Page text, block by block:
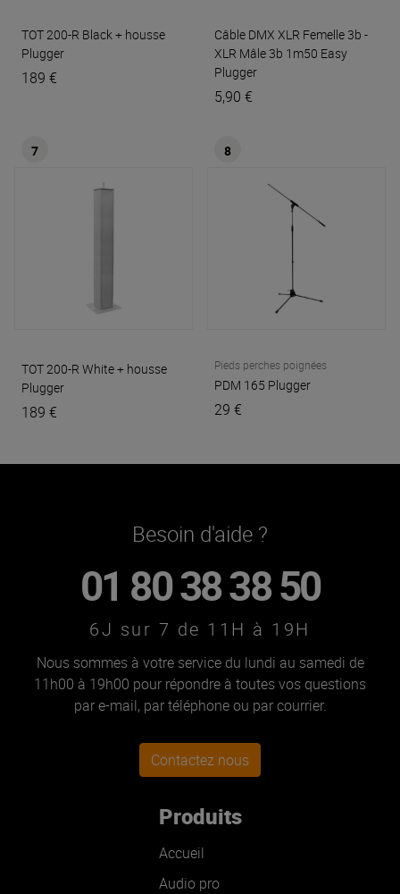
TOT 200-R Black + housse
Plugger
189 €
Câble DMX XLR Femelle 3b -
XLR Mâle 3b 1m50 Easy
Plugger
5,90 €
7
TOT 200-R White + housse
Plugger
189 €
8
Pieds perches poignées
PDM 165 Plugger
29 €
Besoin d'aide ?
01 80 38 38 50
6J sur 7 de 11H à 19H
Nous sommes à votre service du lundi au samedi de
11h00 à 19h00 pour répondre à toutes vos questions
par e-mail, par téléphone ou par courrier.
Contactez nous
Produits
Accueil
Audio pro